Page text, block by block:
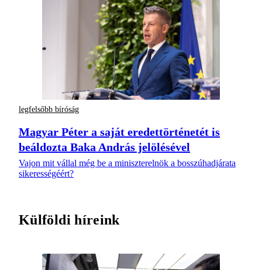
legfelsőbb bíróság
Magyar Péter a saját eredettörténetét is
beáldozta Baka András jelölésével
Vajon mit vállal még be a miniszterelnök a bosszúhadjárata
sikerességéért?
Külföldi híreink